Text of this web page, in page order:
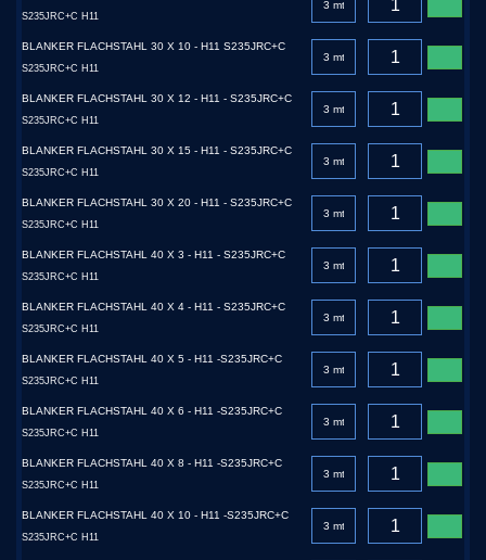
S235JRC+C H11
BLANKER FLACHSTAHL 30 X 10 - H11 S235JRC+C
S235JRC+C H11
BLANKER FLACHSTAHL 30 X 12 - H11 - S235JRC+C
S235JRC+C H11
BLANKER FLACHSTAHL 30 X 15 - H11 - S235JRC+C
S235JRC+C H11
BLANKER FLACHSTAHL 30 X 20 - H11 - S235JRC+C
S235JRC+C H11
BLANKER FLACHSTAHL 40 X 3 - H11 - S235JRC+C
S235JRC+C H11
BLANKER FLACHSTAHL 40 X 4 - H11 - S235JRC+C
S235JRC+C H11
BLANKER FLACHSTAHL 40 X 5 - H11 -S235JRC+C
S235JRC+C H11
BLANKER FLACHSTAHL 40 X 6 - H11 -S235JRC+C
S235JRC+C H11
BLANKER FLACHSTAHL 40 X 8 - H11 -S235JRC+C
S235JRC+C H11
BLANKER FLACHSTAHL 40 X 10 - H11 -S235JRC+C
S235JRC+C H11